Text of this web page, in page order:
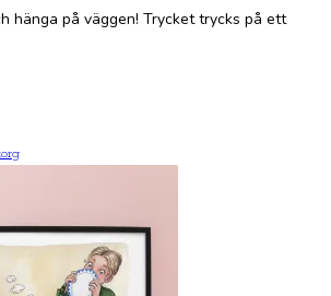
hänga på väggen! Trycket trycks på ett